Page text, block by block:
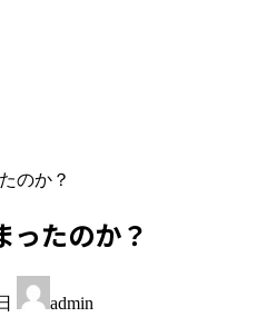
のか？
ったのか？
admin